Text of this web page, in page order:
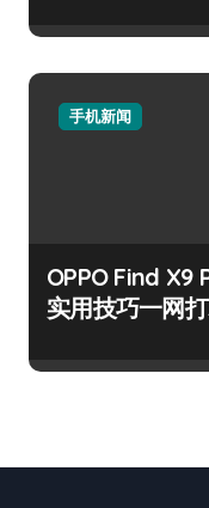
手机新闻
OPPO Find X9
实用技巧一网打